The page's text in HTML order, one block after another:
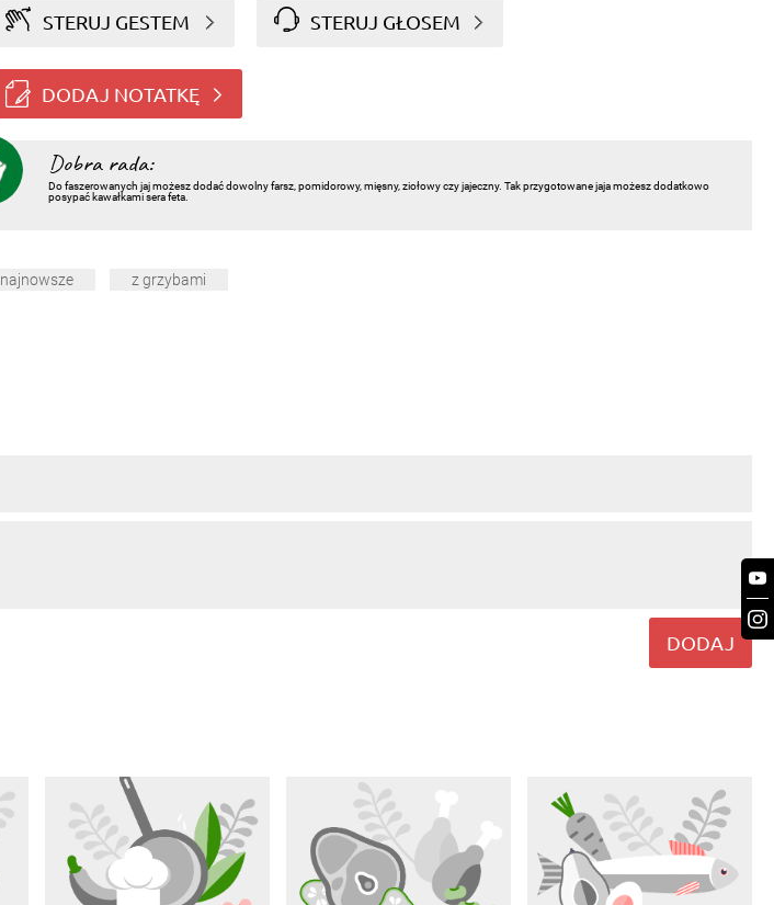
STERUJ GESTEM STERUJ GŁOSEM
DODAJ NOTATKĘ
Dobra rada:
Do faszerowanych jaj możesz dodać dowolny farsz, pomidorowy, mięsny, ziołowy czy jajeczny. Tak przygotowane jaja możesz dodatkowo
posypać kawałkami sera feta.
najnowsze z grzybami
DODAJ